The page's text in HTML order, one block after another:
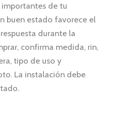
de tu
buen estado favorece el
durante la
confirma medida, rin,
tipo de uso y
La instalación debe